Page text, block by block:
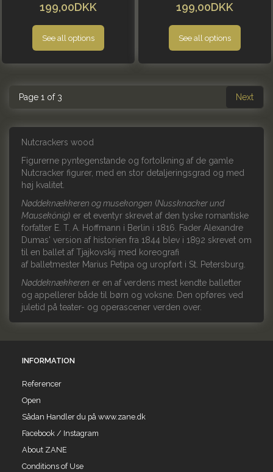
199,00DKK
See all options
199,00DKK
See all options
Page 1 of 3 Next
Nutcrackers wood
Figurerne pyntegenstande og fortolkning af de gamle
Nutcracker figurer, med en stor detaljeringsgrad og med
høj kvalitet.
Nøddeknækkeren og musekongen (Nussknacker und
Mausekönig) er et eventyr skrevet af den tyske romantiske
forfatter E. T. A. Hoffmann i Berlin i 1816 . Fader Alexandre
Dumas' version af historien fra 1844 blev i 1892 skrevet om
til en ballet afTjajkovskij med koreografi
af balletmester Marius Petipa og uropført i St. Petersburg
Nøddeknækkeren er en af verdens mest kendte balletter
og appellerer både til børn og voksne. Den opføres ved
juletid på teater- og operascener verden over.
INFORMATION
Referencer
Open
Sådan Handler du på www.zane.dk
Facebook / Instagram
About ZANE
Conditions of Use